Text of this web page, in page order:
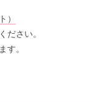
）
ださい。
す。